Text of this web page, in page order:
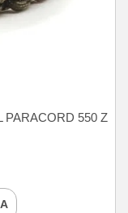
PARACORD 550 Z